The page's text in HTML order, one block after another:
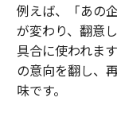
例えば、「あの
が変わり、翻意
具合に使われま
の意向を翻し、
味です。